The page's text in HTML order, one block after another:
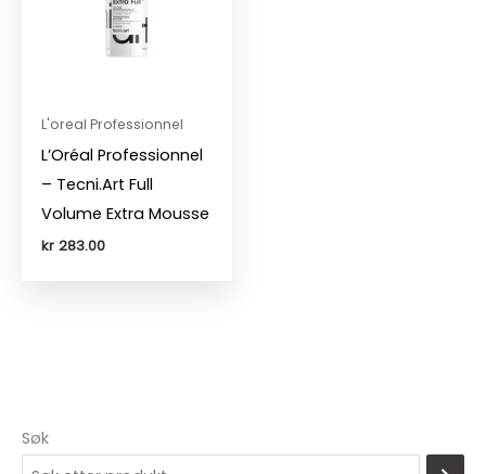
Søk
L'oreal Professionnel
L’Oréal Professionnel
– Tecni.Art Full
Volume Extra Mousse
kr283.00